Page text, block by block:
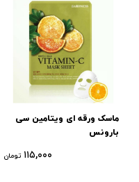
ماسک ورقه ای ویتامین سی
بارونس
۱۱۵,۰۰۰ تومان